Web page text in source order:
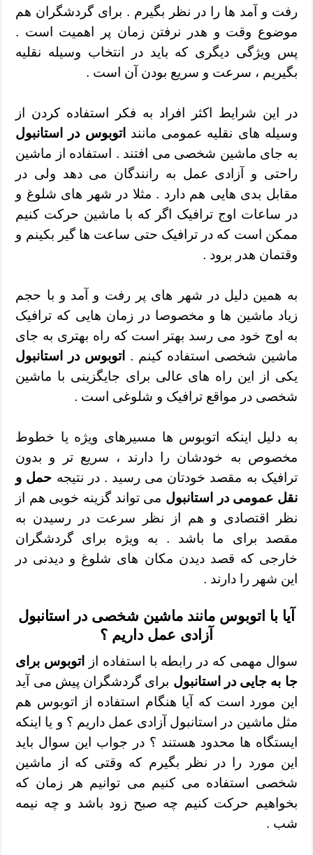
رفت و آمد ها را در نظر بگیرم . برای گردشگران هم
موضوع وقت و هدر نرفتن زمان پر اهمیت است .
پس ویژگی دیگری که باید در انتخاب وسیله نقلیه
بگیریم ، سرعت و سریع بودن آن است .
در این شرایط اکثر افراد به فکر استفاده کردن از
وسیله های نقلیه عمومی مانند اتوبوس در استانبول
به جای ماشین شخصی می افتند . استفاده از ماشین
راحتی و آزادی عمل به رانندگان می دهد ولی در
مقابل بدی هایی هم دارد . مثلا در شهر های شلوغ و
در ساعات اوج ترافیک اگر که با ماشین حرکت کنیم
ممکن است که در ترافیک حتی ساعت ها گیر بکینم و
وقتمان هدر برود .
به همین دلیل در شهر های پر رفت و آمد و با حجم
زیاد ماشین ها و مخصوصا در زمان هایی که ترافیک
به اوج خود می رسد بهتر است که راه بهتری به جای
ماشین شخصی استفاده کینم . اتوبوس در استانبول
یکی از این راه های عالی برای جایگزینی با ماشین
شخصی در مواقع ترافیک و شلوغی است .
به دلیل اینکه اتوبوس ها مسیرهای ویژه یا خطوط
مخصوص به خودشان را دارند ، سریع تر و بدون
ترافیک به مقصد خودتان می رسید . در نتیجه حمل و
نقل عمومی در استانبول می تواند گزینه خوبی هم از
نظر اقتصادی و هم از نظر سرعت در رسیدن به
مقصد برای ما باشد . به ویژه برای گردشگران
خارجی که قصد دیدن مکان های شلوغ و دیدنی در
این شهر را دارند .
آیا با اتوبوس مانند ماشین شخصی در استانبول
آزادی عمل داریم ؟
سوال مهمی که در رابطه با استفاده از
اتوبوس برای
جا به جایی در استانبول برای گردشگران پیش می آید
این مورد است که آیا هنگام استفاده از اتوبوس هم
مثل ماشین در استانبول آزادی عمل داریم ؟ و یا اینکه
ایستگاه ها محدود هستند ؟ در جواب این سوال باید
این مورد را در نظر بگیرم که وقتی که از ماشین
شخصی استفاده می کنیم می توانیم هر زمان که
بخواهیم حرکت کنیم چه صبح زود باشد و چه نیمه
شب .